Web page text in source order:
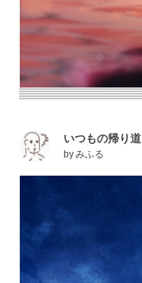
いつもの帰り道
byみふる